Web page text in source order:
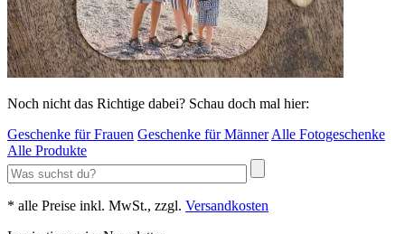
Noch nicht das Richtige dabei? Schau doch mal hier:
Geschenke für Frauen Geschenke für Männer Alle Fotogeschenke
Alle Produkte
* alle Preise inkl. MwSt., zzgl. Versandkosten